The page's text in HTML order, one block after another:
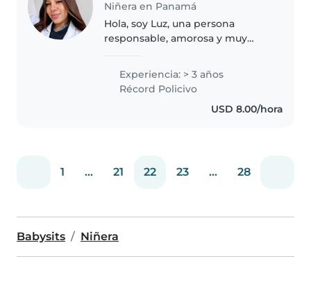
Niñera en Panamá
Hola, soy Luz, una persona
responsable, amorosa y muy
Tengo experiencia cuidando
bebés y niños pequeños, y
siempre me aseguro de crear un
Experiencia: > 3 años
Récord Policivo
USD 8.00/hora
1 ... 21 22 23 ... 28
Babysits Niñera